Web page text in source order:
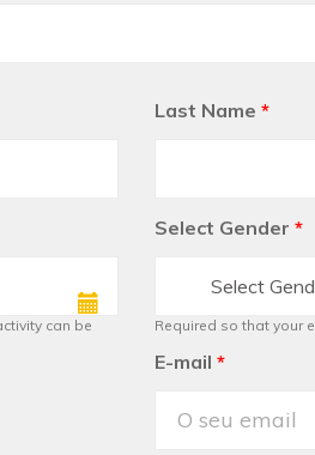
Last Name *
can be
Select Gender *
Select
Required so that your
E-mail *